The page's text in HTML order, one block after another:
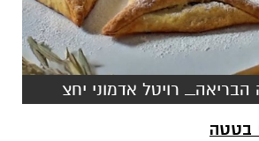
הבריאה_ רויטל אדמוני יחצ
בטטה